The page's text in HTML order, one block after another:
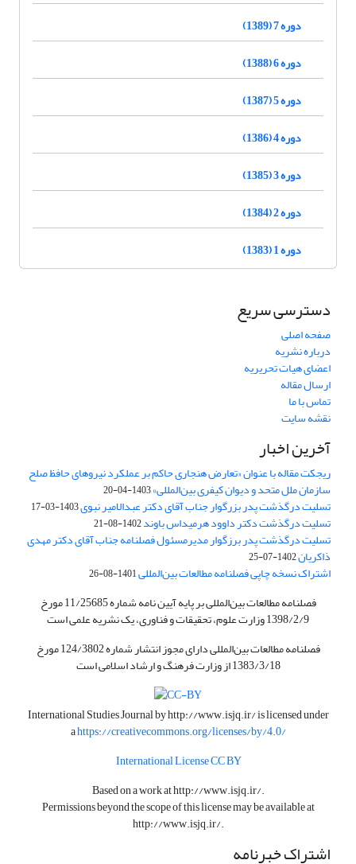
دوره 7 (1389)
دوره 6 (1388)
دوره 5 (1387)
دوره 4 (1386)
دوره 3 (1385)
دوره 2 (1384)
دوره 1 (1383)
دسترسی سریع
صفحه اصلی
درباره نشریه
اعضای هیات تحریریه
ارسال مقاله
تماس با ما
نقشه سایت
آخرین اخبار
ریجکت مقاله با عنوان «تعارض هنجاری حاکم بر عملکرد نیروهای حافظ صلح
سازمان ملل متحد و دیوان کیفری بین‌المللی»1403-04-20
تسلیت درگذشت پدر بزرگوار جناب آقای دکتر عبدالامیر نبوی1403-03-17
تسلیت درگذشت دکتر داوود هرمیداس باوند1402-08-21
تسلیت درگذشت پدر برزگوار مدیرمسئول فصلنامه جناب آقای دکتر مهدی
ذاکریان1402-07-25
اشتراک نسخه چاپی فصلنامه مطالعات بین‌المللی1401-08-26
فصلنامه مطالعات بین‌المللی بر پایه آیین نامه شماره 11/25685 مورخ
1398/2/9 وزارت علوم، تحقیقات و فناوری، یک نشریه علمی است
فصلنامه مطالعات بین‌المللی دارای مجوز انتشار شماره 124/3802 مورخ
1383/3/18 از وزارت فرهنگ و ارشاد اسلامی است
International Studies Journal byhttp://www.isjq.ir/is licensed under
ahttps://creativecommons.org/licenses/by/4.0/
International License CC BY
Based on a work athttp://www.isjq.ir/.
Permissions beyond the scope of this license may be available at
http://www.isjq.ir/.
اشتراک خبرنامه